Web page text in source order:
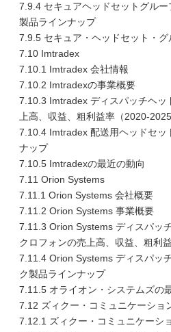
7.9.4 セキュアヘッドセットグル
製品ラインナップ
7.9.5 セキュア・ヘッドセット・グ
7.10 Imtradex
7.10.1 Imtradex 会社情報
7.10.2 Imtradexの事業概要
7.10.3 Imtradex ディスパッチヘッ
上高、収益、粗利益率（2020-2025
7.10.4 Imtradex 配送用ヘッドセッ
ナップ
7.10.5 Imtradexの最近の動向
7.11 Orion Systems
7.11.1 Orion Systems 会社概要
7.11.2 Orion Systems 事業概要
7.11.3 Orion Systems ディスパッ
クロフォンの売上高、収益、粗利
7.11.4 Orion Systems ディスパッ
ク製品ラインナップ
7.11.5 オライオン・システムズの
7.12 ズィクー・コミュニケーショ
7.12.1 ズィクー・コミュニケーシ